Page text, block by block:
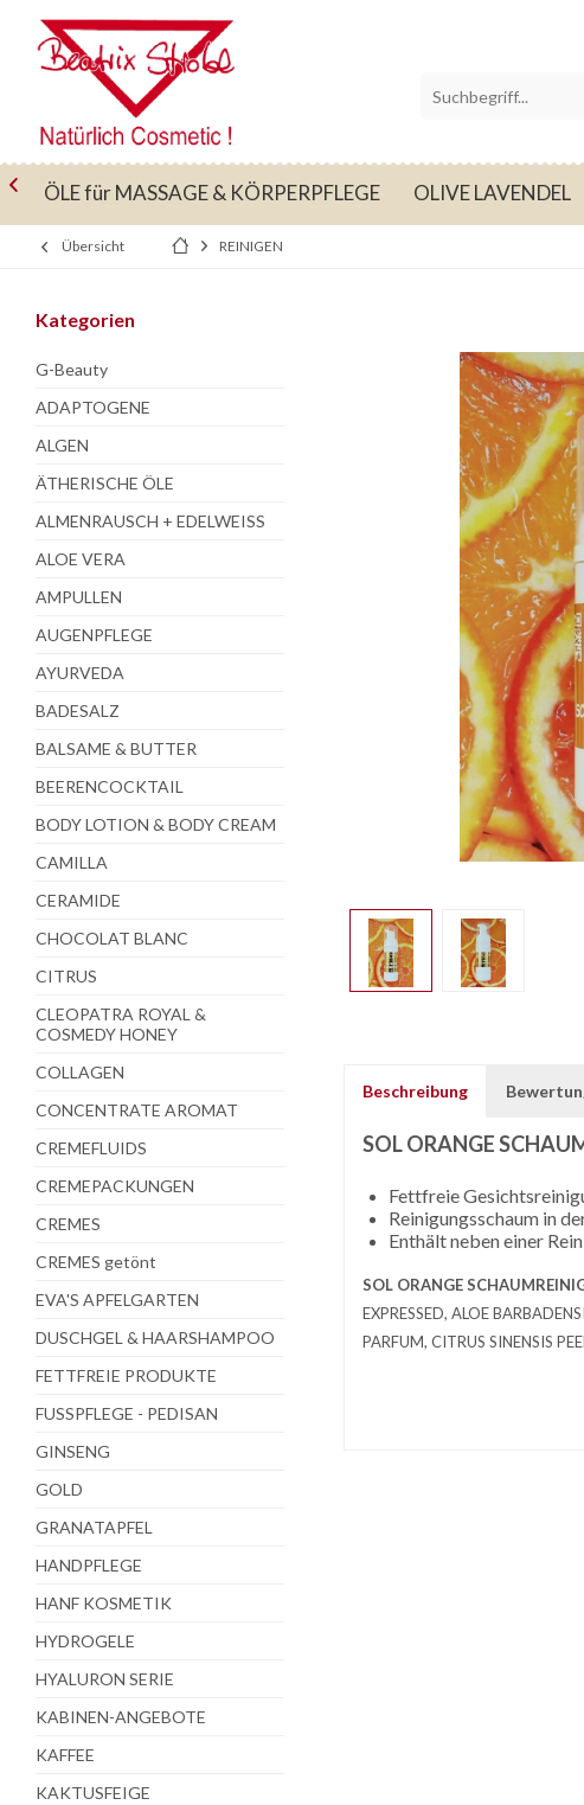
ÖLE für MASSAGE & KÖRPERPFLEGE OLIVE LAVENDEL

Übersicht REINIGEN
Kategorien
G-Beauty
ADAPTOGENE
ALGEN
ÄTHERISCHE ÖLE
ALMENRAUSCH + EDELWEISS
ALOE VERA
AMPULLEN
AUGENPFLEGE
AYURVEDA
BADESALZ
BALSAME & BUTTER
BEERENCOCKTAIL
BODY LOTION & BODY CREAM
CAMILLA
CERAMIDE
CHOCOLAT BLANC
CITRUS
CLEOPATRA ROYAL &
COSMEDY HONEY
COLLAGEN
CONCENTRATE AROMAT
CREMEFLUIDS
CREMEPACKUNGEN
CREMES
CREMES getönt
EVA'S APFELGARTEN
DUSCHGEL & HAARSHAMPOO
FETTFREIE PRODUKTE
FUSSPFLEGE - PEDISAN
GINSENG
GOLD
GRANATAPFEL
HANDPFLEGE
HANF KOSMETIK
HYDROGELE
HYALURON SERIE
KABINEN-ANGEBOTE
KAFFEE
KAKTUSFEIGE
Beschreibung
SOL ORANGE
Fettfreie
Reinigungsschaum in
Enthält neben einer
SOL ORANGE
EXPRESSED, ALOE
PARFUM, CITRUS SINENSIS